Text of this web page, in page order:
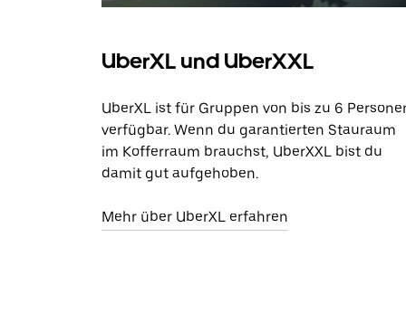
UberXL und UberXXL
UberXL ist für Gruppen von bis zu 6
verfügbar. Wenn du garantierten Stauraum
im Kofferraum brauchst, UberXXL bist du
damit gut aufgehoben.
Mehr über UberXL erfahren